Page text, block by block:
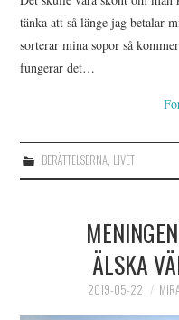
tänka att så länge jag betalar
sorterar mina sopor så
fungerar det…
BERÄTTELSERNA, LIVET
ÄLSKA
2019-05-22